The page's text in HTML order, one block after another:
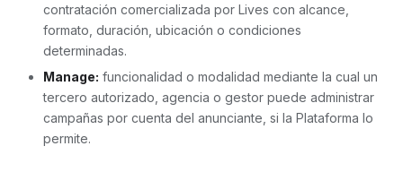
contratación comercializada por Lives con alcance,
formato, duración, ubicación o condiciones
determinadas.
Manage: funcionalidad o modalidad mediante la cual un
tercero autorizado, agencia o gestor puede administrar
campañas por cuenta del anunciante, si la Plataforma lo
permite.